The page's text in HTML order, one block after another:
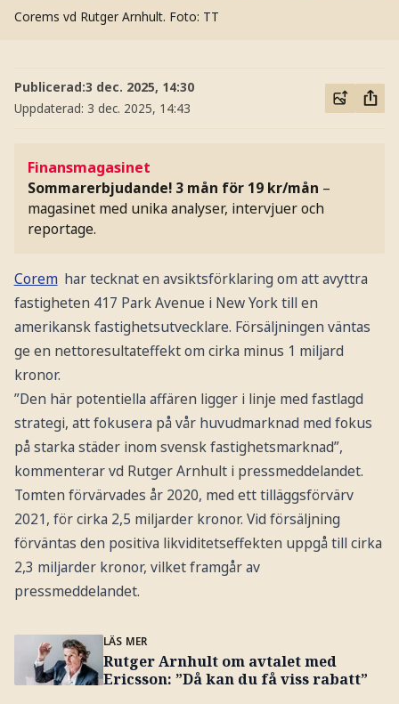
Corems vd Rutger Arnhult. Foto: TT
Publicerad:3 dec. 2025, 14:30
Uppdaterad: 3 dec. 2025, 14:43
Finansmagasinet
Sommarerbjudande! 3 mån för 19 kr/mån –
magasinet med unika analyser, intervjuer och
reportage.
Corem har tecknat en avsiktsförklaring om att avyttra
fastigheten 417 Park Avenue i New York till en
amerikansk fastighetsutvecklare. Försäljningen väntas
ge en nettoresultateffekt om cirka minus 1 miljard
kronor.
”Den här potentiella affären ligger i linje med fastlagd
strategi, att fokusera på vår huvudmarknad med fokus
på starka städer inom svensk fastighetsmarknad”,
kommenterar vd Rutger Arnhult i pressmeddelandet.
Tomten förvärvades år 2020, med ett tilläggsförvärv
2021, för cirka 2,5 miljarder kronor. Vid försäljning
förväntas den positiva likviditetseffekten uppgå till cirka
2,3 miljarder kronor, vilket framgår av
pressmeddelandet.
LÄS MER
Rutger Arnhult om avtalet med
Ericsson: ”Då kan du få viss rabatt”